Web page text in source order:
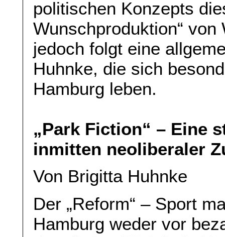
politischen Konzepts
Wunschproduktion“
jedoch folgt eine
Huhnke, die sich
Hamburg leben.
„Park Fiction“ – Eine
inmitten neoliberaler
Von Brigitta Huhnke
Der „Reform“ – Sport
Hamburg weder vor